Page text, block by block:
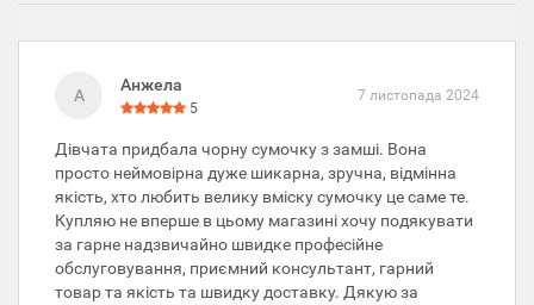
А
Анжела
5
7 листопада 2024
Дівчата придбала чорну сумочку з замші. Вона
просто неймовірна дуже шикарна, зручна, відмінна
якість, хто любить велику вміску сумочку це саме те.
Купляю не вперше в цьому магазині хочу подякувати
за гарне надзвичайно швидке професійне
обслуговування, приємний консультант, гарний
товар та якість та швидку доставку. Дякую за